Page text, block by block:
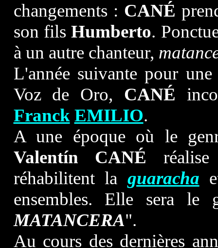
changements : CANÉ
son filsHumberto.
à un autre chanteur,
L'année suivante pour
Voz de Oro, CANÉ
Franck EMILIO.
A une époque où le
Valentín CANÉ réalise
réhabilitent la guaracha
ensembles. Elle sera
MATANCERA".
Au cours des dernières